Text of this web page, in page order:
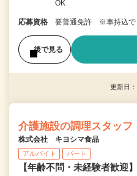
OK
応募資格 要普通免許 ※車持込で
後で見る
更新日
介護施設の調理スタッフ
株式会社 キヨシマ食品
アルバイト パート
【年齢不問・未経験者歓迎